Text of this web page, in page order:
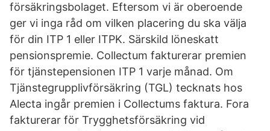
försäkringsbolaget. Eftersom vi är oberoende
ger vi inga råd om vilken placering du ska välja
för din ITP 1 eller ITPK. Särskild löneskatt
pensionspremie. Collectum fakturerar premien
för tjänstepensionen ITP 1 varje månad. Om
Tjänstegrupplivförsäkring (TGL) tecknats hos
Alecta ingår premien i Collectums faktura. Fora
fakturerar för Trygghetsförsäkring vid